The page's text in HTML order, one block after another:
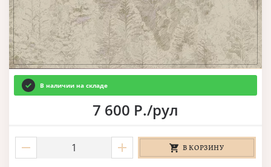
В наличии на складе
7 600 Р./рул
В КОРЗИНУ